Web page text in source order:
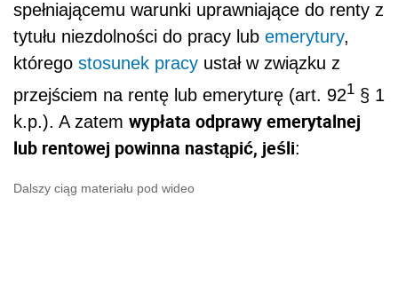
spełniającemu warunki uprawniające do renty z
tytułu niezdolności do pracy lub emerytury,
którego stosunek pracy ustał w związku z
przejściem na rentę lub emeryturę (art. 921 § 1
k.p.). A zatem wypłata odprawy emerytalnej
lub rentowej powinna nastąpić, jeśli:
Dalszy ciąg materiału pod wideo